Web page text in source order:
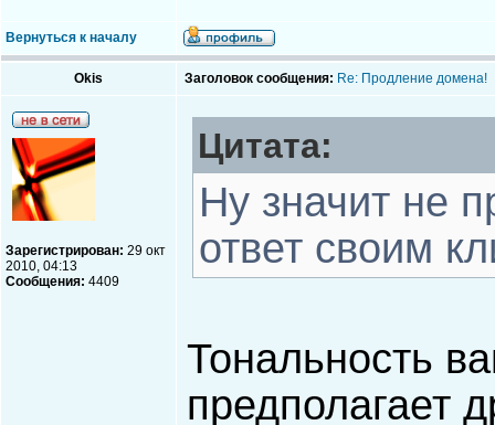
Вернуться к началу
Okis Заголовок сообщения: Re: Продление домена!
Зарегистрирован: 29 окт
2010, 04:13
Сообщения: 4409
Цитата:
Ну значит не
ответ своим
Тональность
предполагает